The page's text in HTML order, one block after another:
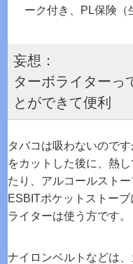
ーク付き、PL保険（
妄想：
ターボライターっ
とができて便利
タバコは吸わないので
をカットした後に、熱
たり、アルコールスト
ESBITポケットストー
ライターは使う方です。
ナイロンベルトなどは